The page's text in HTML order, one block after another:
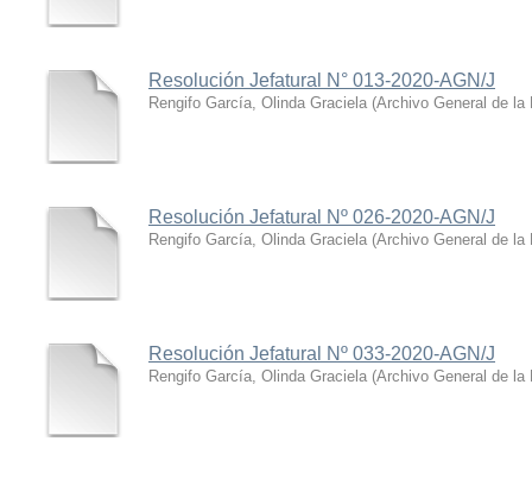
Resolución Jefatural N° 013-2020-AGN/J
Rengifo García, Olinda Graciela (Archivo General de la
Resolución Jefatural Nº 026-2020-AGN/J
Rengifo García, Olinda Graciela (Archivo General de la
Resolución Jefatural Nº 033-2020-AGN/J
Rengifo García, Olinda Graciela (Archivo General de la